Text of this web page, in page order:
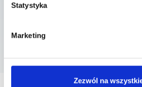
Statystyka
Marketing
Zezwól na
Przychodnia Penta
ul. Grunwaldzka 156, 60-